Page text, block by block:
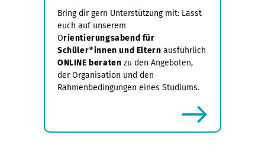
Bring dir gern Unterstützung mit: Lasst
euch auf unserem
Orientierungsabend für
Schüler*innen und Eltern ausführlich
ONLINE beraten zu den Angeboten,
der Organisation und den
Rahmenbedingungen eines Studiums.